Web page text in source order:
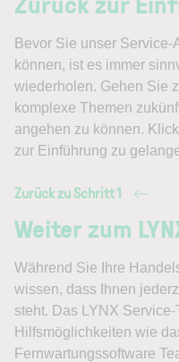
Bevor Sie unser
können, ist es immer
wiederholen. Gehen Sie
komplexe Themen
angehen zu können.
zur Einführung zu
Zurück zu Schritt 1
Weiter zum
Während Sie Ihre
wissen, dass Ihnen
steht. Das LYNX
Hilfsmöglichkeiten wie
Fernwartungssoftware